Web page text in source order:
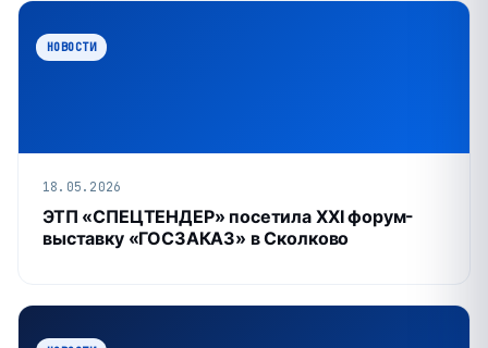
НОВОСТИ
18.05.2026
ЭТП «СПЕЦТЕНДЕР» посетила XXI форум-
выставку «ГОСЗАКАЗ» в Сколково